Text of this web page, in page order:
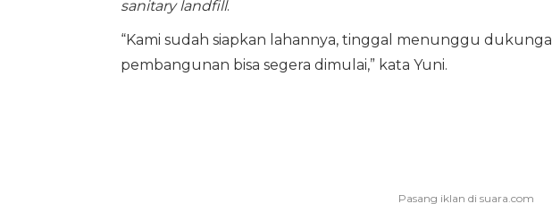
sanitary landfill.
“Kami sudah siapkan lahannya, tinggal menunggu
pembangunan bisa segera dimulai,” kata Yuni.